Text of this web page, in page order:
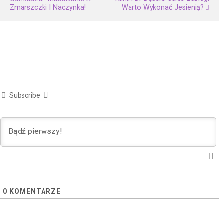
Zmarszczki I Naczynka!
Warto Wykonać Jesienią?
Subscribe
0 KOMENTARZE